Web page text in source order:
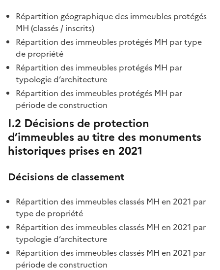
Répartition géographique des immeubles protégés
MH (classés / inscrits)
Répartition des immeubles protégés MH par type
de propriété
Répartition des immeubles protégés MH par
typologie d’architecture
Répartition des immeubles protégés MH par
période de construction
I.2 Décisions de protection
d’immeubles au titre des monuments
historiques prises en 2021
Décisions de classement
Répartition des immeubles classés MH en 2021 par
type de propriété
Répartition des immeubles classés MH en 2021 par
typologie d’architecture
Répartition des immeubles classés MH en 2021 par
période de construction